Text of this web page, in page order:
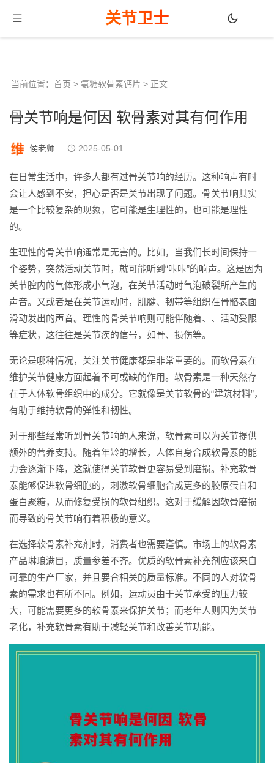
关节卫士
当前位置： 首页 > 氨糖软骨素钙片 > 正文
骨关节响是何因 软骨素对其有何作用
侯老师 2025-05-01
在日常生活中，许多人都有过骨关节响的经历。这种响声有时
会让人感到不安，担心是否是关节出现了问题。骨关节响其实
是一个比较复杂的现象，它可能是生理性的，也可能是理性
的。
生理性的骨关节响通常是无害的。比如，当我们长时间保持一
个姿势，突然活动关节时，就可能听到“咔咔”的响声。这是因为
关节腔内的气体形成小气泡，在关节活动时气泡破裂所产生的
声音。又或者是在关节运动时，肌腱、韧带等组织在骨骼表面
滑动发出的声音。理性的骨关节响则可能伴随着、、活动受限
等症状，这往往是关节疾的信号，如骨、损伤等。
无论是哪种情况，关注关节健康都是非常重要的。而软骨素在
维护关节健康方面起着不可或缺的作用。软骨素是一种天然存
在于人体软骨组织中的成分。它就像是关节软骨的“建筑材料”，
有助于维持软骨的弹性和韧性。
对于那些经常听到骨关节响的人来说，软骨素可以为关节提供
额外的营养支持。随着年龄的增长，人体自身合成软骨素的能
力会逐渐下降，这就使得关节软骨更容易受到磨损。补充软骨
素能够促进软骨细胞的，刺激软骨细胞合成更多的胶原蛋白和
蛋白聚糖，从而修复受损的软骨组织。这对于缓解因软骨磨损
而导致的骨关节响有着积极的意义。
在选择软骨素补充剂时，消费者也需要谨慎。市场上的软骨素
产品琳琅满目，质量参差不齐。优质的软骨素补充剂应该来自
可靠的生产厂家，并且要合相关的质量标准。不同的人对软骨
素的需求也有所不同。例如，运动员由于关节承受的压力较
大，可能需要更多的软骨素来保护关节；而老年人则因为关节
老化，补充软骨素有助于减轻关节和改善关节功能。